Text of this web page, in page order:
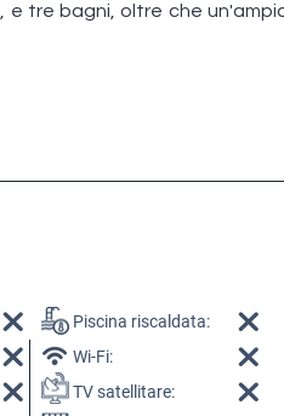
e tre bagni, oltre che
Piscina riscaldata:
Wi-Fi:
TV satellitare: